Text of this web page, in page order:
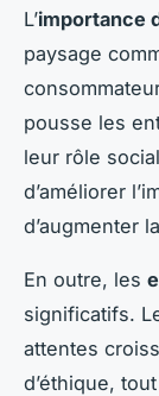
L’importance
paysage
pousse les
leur rôle
d’améliorer
d’augmenter
En outre, les
significatifs.
attentes
d’éthique,